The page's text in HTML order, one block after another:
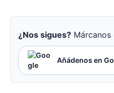
¿Nos sigues?
Añádenos en